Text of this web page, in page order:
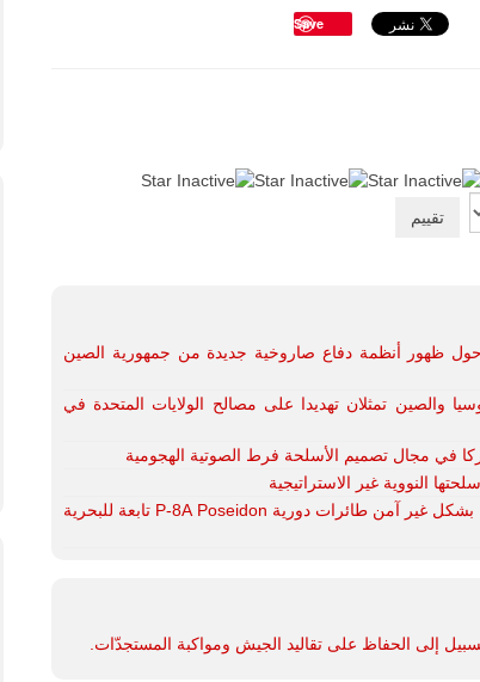
2026 الدولية
بمشاركة
من 30 دولة
الليبية.
في خطوة
تُوصف بأنها
اختبار عملي
شرق البلاد
وغربها، وسط
Save
حول ظهور أنظمة دفاع صاروخية جديدة من جمهورية الصين
والصين تمثلان تهديدا على مصالح الولايات المتحدة في
في مجال تصميم الأسلحة فرط الصوتية الهجومية
النووية غير الاستراتيجية
مقاتلات Su-35 الروسية تعترض بشكل غير آمن طائرات دورية P-8A Poseidon تابعة للبحرية
إلى الحفاظ على تقاليد الجيش ومواكبة المستجدّات.